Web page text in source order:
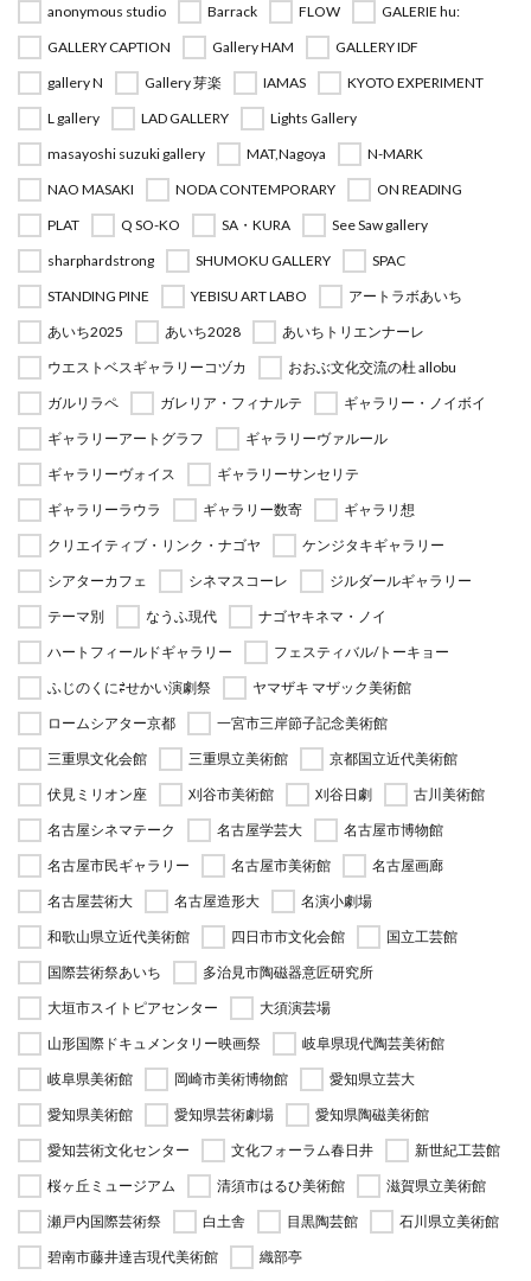
anonymous studio
Barrack FLOW
GALERIE hu:
GALLERY CAPTION
Gallery HAM
GALLERY IDF
gallery N
Gallery 芽楽 IAMAS
KYOTO EXPERIMENT
L gallery
LAD GALLERY
Lights Gallery
masayoshi suzuki gallery
MAT,Nagoya
N-MARK
NAO MASAKI
NODA CONTEMPORARY
ON READING
PLAT
Q SO-KO SA・KURA
See Saw gallery
sharphardstrong
SHUMOKU GALLERY
SPAC
STANDING PINE
YEBISU ART LABO
アートラボあいち
あいち2025
あいち2028
あいちトリエンナーレ
ウエストベスギャラリーコヅカ
おおぶ文化交流の杜 allobu
ガルリラペ
ガレリア・フィナルテ
ギャラリー・ノイボイ
ギャラリーアートグラフ
ギャラリーヴァルール
ギャラリーヴォイス
ギャラリーサンセリテ
ギャラリーラウラ
ギャラリー数寄
ギャラリ想
クリエイティブ・リンク・ナゴヤ
ケンジタキギャラリー
シアターカフェ
シネマスコーレ
ジルダールギャラリー
テーマ別
なうふ現代
ナゴヤキネマ・ノイ
ハートフィールドギャラリー
フェスティバル/トーキョー
ふじのくに⇄せかい演劇祭
ヤマザキ マザック美術館
ロームシアター京都
一宮市三岸節子記念美術館
三重県文化会館
三重県立美術館
京都国立近代美術館
伏見ミリオン座
刈谷市美術館 刈谷日劇
古川美術館
名古屋シネマテーク
名古屋学芸大
名古屋市博物館
名古屋市民ギャラリー
名古屋市美術館
名古屋画廊
名古屋芸術大
名古屋造形大
名演小劇場
和歌山県立近代美術館
四日市市文化会館
国立工芸館
国際芸術祭あいち
多治見市陶磁器意匠研究所
大垣市スイトピアセンター
大須演芸場
山形国際ドキュメンタリー映画祭
岐阜県現代陶芸美術館
岐阜県美術館
岡崎市美術博物館
愛知県立芸大
愛知県美術館
愛知県芸術劇場
愛知県陶磁美術館
愛知芸術文化センター
文化フォーラム春日井
新世紀工芸館
桜ヶ丘ミュージアム
清須市はるひ美術館
滋賀県立美術館
瀬戸内国際芸術祭
白土舎 目黒陶芸館
石川県立美術館
碧南市藤井達吉現代美術館
織部亭